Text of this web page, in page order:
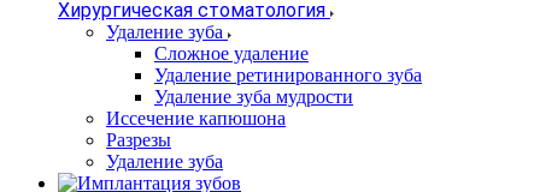
Хирургическая стоматология
Удаление зуба
Сложное удаление
Удаление ретинированного зуба
Удаление зуба мудрости
Иссечение капюшона
Разрезы
Удаление зуба